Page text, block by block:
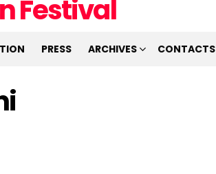
PRESS ARCHIVES CONTACTS